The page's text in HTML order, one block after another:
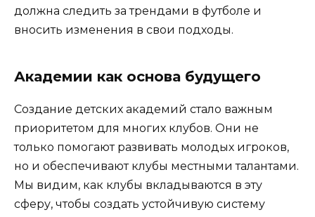
должна следить за трендами в футболе и
вносить изменения в свои подходы.
Академии как основа будущего
Создание детских академий стало важным
приоритетом для многих клубов. Они не
только помогают развивать молодых игроков,
но и обеспечивают клубы местными талантами.
Мы видим, как клубы вкладываются в эту
сферу, чтобы создать устойчивую систему